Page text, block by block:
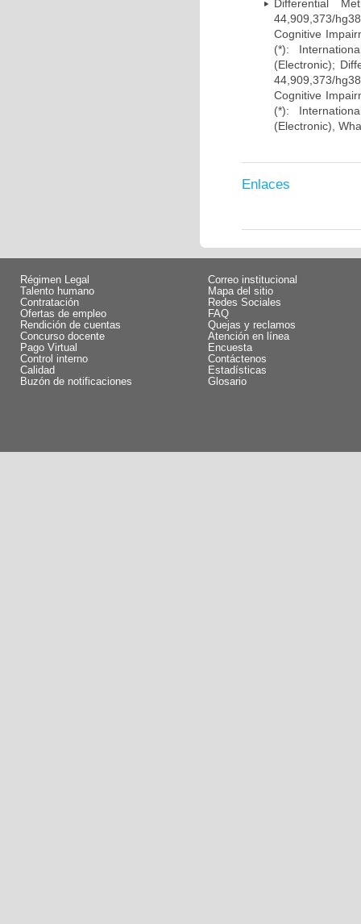
Differential
44,909,373/
Cognitive
(*):
(Electronic);
44,909,373/
Cognitive
(*):
(Electronic),
Enlaces
Régimen Legal
Talento humano
Contratación
Ofertas de empleo
Rendición de cuentas
Concurso docente
Pago Virtual
Control interno
Calidad
Buzón de notificaciones
Correo institucional
Mapa del sitio
Redes Sociales
FAQ
Quejas y reclamos
Atención en línea
Encuesta
Contáctenos
Estadísticas
Glosario